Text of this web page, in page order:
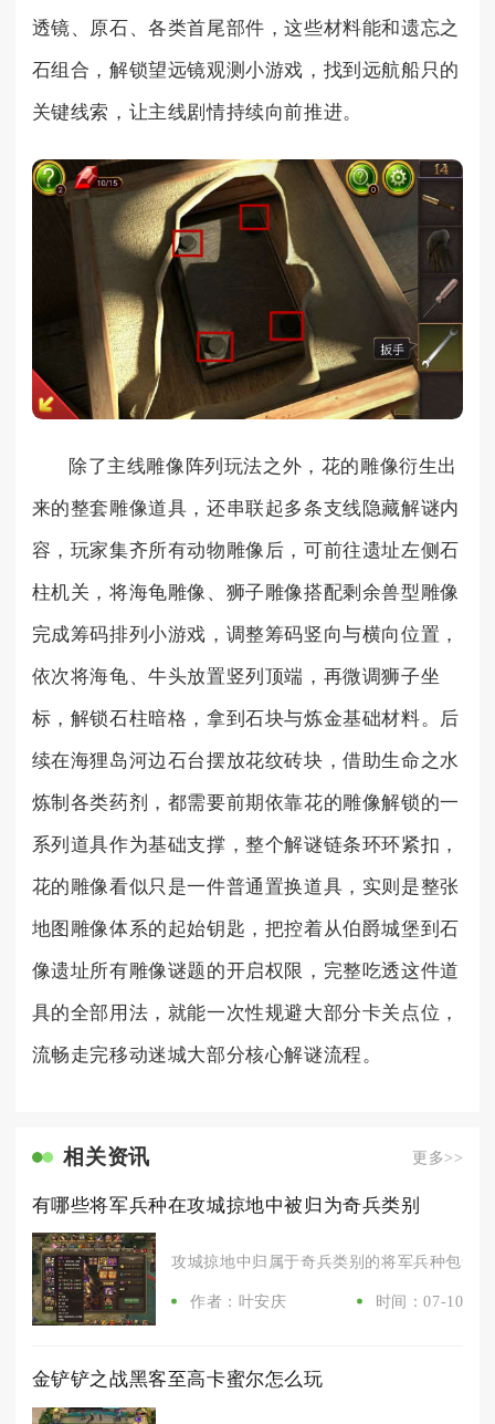
透镜、原石、各类首尾部件，这些材料能和遗忘之
石组合，解锁望远镜观测小游戏，找到远航船只的
关键线索，让主线剧情持续向前推进。
除了主线雕像阵列玩法之外，花的雕像衍生出
来的整套雕像道具，还串联起多条支线隐藏解谜内
容，玩家集齐所有动物雕像后，可前往遗址左侧石
柱机关，将海龟雕像、狮子雕像搭配剩余兽型雕像
完成筹码排列小游戏，调整筹码竖向与横向位置，
依次将海龟、牛头放置竖列顶端，再微调狮子坐
标，解锁石柱暗格，拿到石块与炼金基础材料。后
续在海狸岛河边石台摆放花纹砖块，借助生命之水
炼制各类药剂，都需要前期依靠花的雕像解锁的一
系列道具作为基础支撑，整个解谜链条环环紧扣，
花的雕像看似只是一件普通置换道具，实则是整张
地图雕像体系的起始钥匙，把控着从伯爵城堡到石
像遗址所有雕像谜题的开启权限，完整吃透这件道
具的全部用法，就能一次性规避大部分卡关点位，
流畅走完移动迷城大部分核心解谜流程。
相关资讯 更多>>
有哪些将军兵种在攻城掠地中被归为奇兵类别
攻城掠地中归属于奇兵类别的将军兵种包含
作者：叶安庆 时间：07-10
金铲铲之战黑客至高卡蜜尔怎么玩